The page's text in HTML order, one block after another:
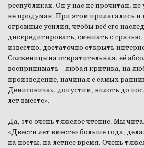
республиках. Он у нас не прочитан,
не продуман. При этом прилагались
огромные усилия, чтобы всё его
дискредитировать, смешать с грязью.
известно, достаточно открыть
Солженицына отвратительная, её
воспринимать – любая критика, на
произведение, начиная с самых
Денисовича», допустим, вплоть до
лет вместе».
Да, это очень тяжелое чтение. Мы
«Двести лет вместе» больше года,
на посты, на летнее время. Очень